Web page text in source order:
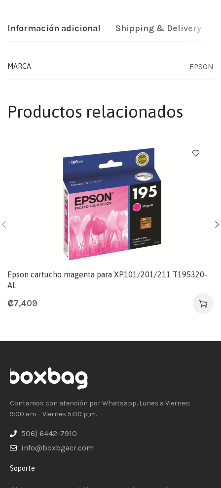
Información adicional Shipping & Delivery
MARCA EPSON
Productos relacionados
Epson cartucho magenta para XP101/201/211 T195320-
AL
₡7,409
Contamos con atención por Whatsapp. Lunes a Viernes:
9:00 am – Viernes 5:00 p,m.
506) 6442-7910
info@boxbgacr.com
Soporte